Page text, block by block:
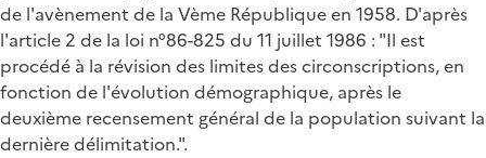
de l'avènement de la Vème République en 1958. D'après
l'article 2 de la loi n°86-825 du 11 juillet 1986 : "Il est
procédé à la révision des limites des circonscriptions, en
fonction de l'évolution démographique, après le
deuxième recensement général de la population suivant la
dernière délimitation.".